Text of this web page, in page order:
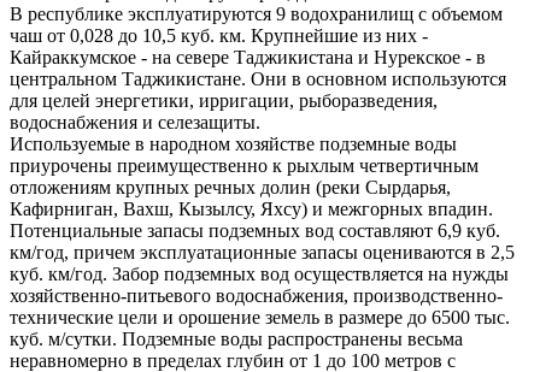
В республике эксплуатируются 9 водохранилищ с объемом
чаш от 0,028 до 10,5 куб. км. Крупнейшие из них -
Кайраккумское - на севере Таджикистана и Нурекское - в
центральном Таджикистане. Они в основном используются
для целей энергетики, ирригации, рыборазведения,
водоснабжения и селезащиты.
Используемые в народном хозяйстве подземные воды
приурочены преимущественно к рыхлым четвертичным
отложениям крупных речных долин (реки Сырдарья,
Кафирниган, Вахш, Кызылсу, Яхсу) и межгорных впадин.
Потенциальные запасы подземных вод составляют 6,9 куб.
км/год, причем эксплуатационные запасы оцениваются в 2,5
куб. км/год. Забор подземных вод осуществляется на нужды
хозяйственно-питьевого водоснабжения, производственно-
технические цели и орошение земель в размере до 6500 тыс.
куб. м/сутки. Подземные воды распространены весьма
неравномерно в пределах глубин от 1 до 100 метров с